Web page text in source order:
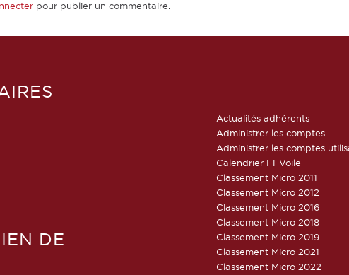
pour publier un commentaire.
DE
Actualités adhérents
Administrer les comptes
Administrer les comptes
Calendrier FFVoile
Classement Micro 2011
Classement Micro 2012
Classement Micro 2016
Classement Micro 2018
Classement Micro 2019
Classement Micro 2021
Classement Micro 2022